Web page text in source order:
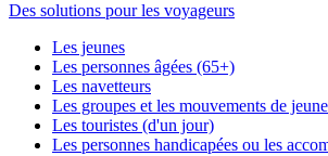
Des solutions pour les voyageurs
Les jeunes
Les personnes âgées (65+)
Les navetteurs
Les groupes et les mouvements de
Les touristes (d'un jour)
Les personnes handicapées ou les